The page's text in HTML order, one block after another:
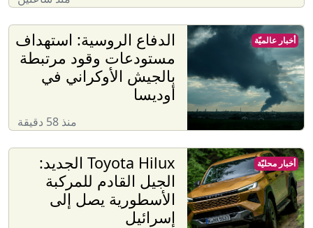
الدفاع الروسية: استهداف
مستودعات وقود مرتبطة
بالجيش الأوكراني في
أوديسا
منذ 58 دقيقة
أخبار عالميّة
Toyota Hilux الجديد:
الجيل القادم للمركبة
الأسطورية يصل إلى
إسرائيل
أخبار محليّة